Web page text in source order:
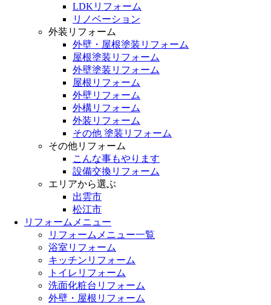
LDKリフォーム
リノベーション
外装リフォーム
外壁・屋根塗装リフォーム
屋根塗装リフォーム
外壁塗装リフォーム
屋根リフォーム
外壁リフォーム
外構リフォーム
外装リフォーム
その他 塗装リフォーム
その他リフォーム
こんな事もやります
設備交換リフォーム
エリアから選ぶ
出雲市
松江市
リフォームメニュー
リフォームメニュー一覧
浴室リフォーム
キッチンリフォーム
トイレリフォーム
洗面化粧台リフォーム
外壁・屋根リフォーム